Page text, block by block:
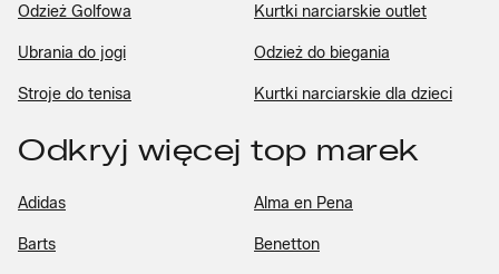
Odzież Golfowa Kurtki narciarskie outlet
Ubrania do jogi Odzież do biegania
Stroje do tenisa Kurtki narciarskie dla dzieci
Odkryj więcej top marek
Adidas Alma en Pena
Barts Benetton